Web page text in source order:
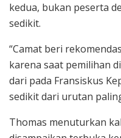
kedua, bukan peserta
sedikit.
“Camat beri
karena saat pemilihan
dari pada Fransiskus
sedikit dari urutan
Thomas menuturkan